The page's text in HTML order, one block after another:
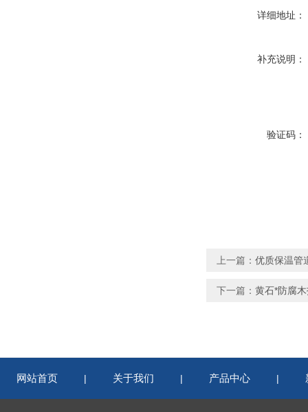
详细地址：
补充说明：
验证码：
上一篇： 优质保温管
下一篇： 黄石*防腐
网站首页 | 关于我们 | 产品中心 |